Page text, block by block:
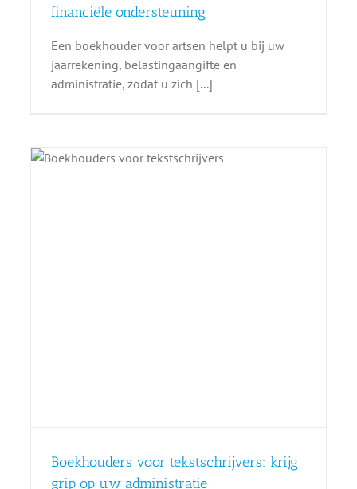
financiële ondersteuning
Een boekhouder voor artsen helpt u bij uw
jaarrekening, belastingaangifte en
administratie, zodat u zich [...]
Boekhouders voor tekstschrijvers: krijg
grip op uw administratie